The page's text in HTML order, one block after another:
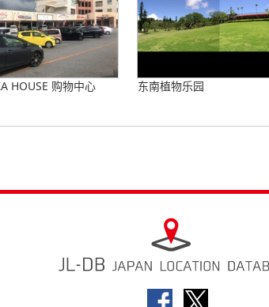
HOUSE 购物中心 东南植物乐园